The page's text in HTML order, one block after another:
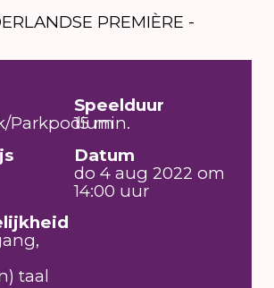
PREMIÈRE -
Parkpodium
Speelduur
15 min.
Datum
do 4 aug 2022 om
14:00 uur
taal